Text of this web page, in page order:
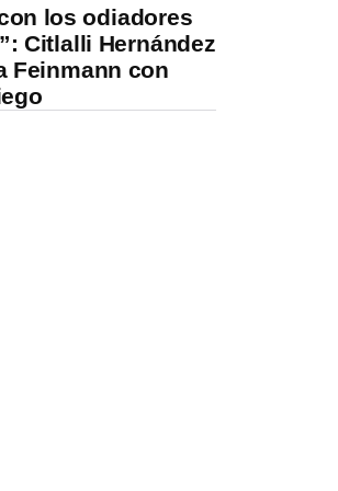
los odiadores
Citlalli Hernández
Feinmann con